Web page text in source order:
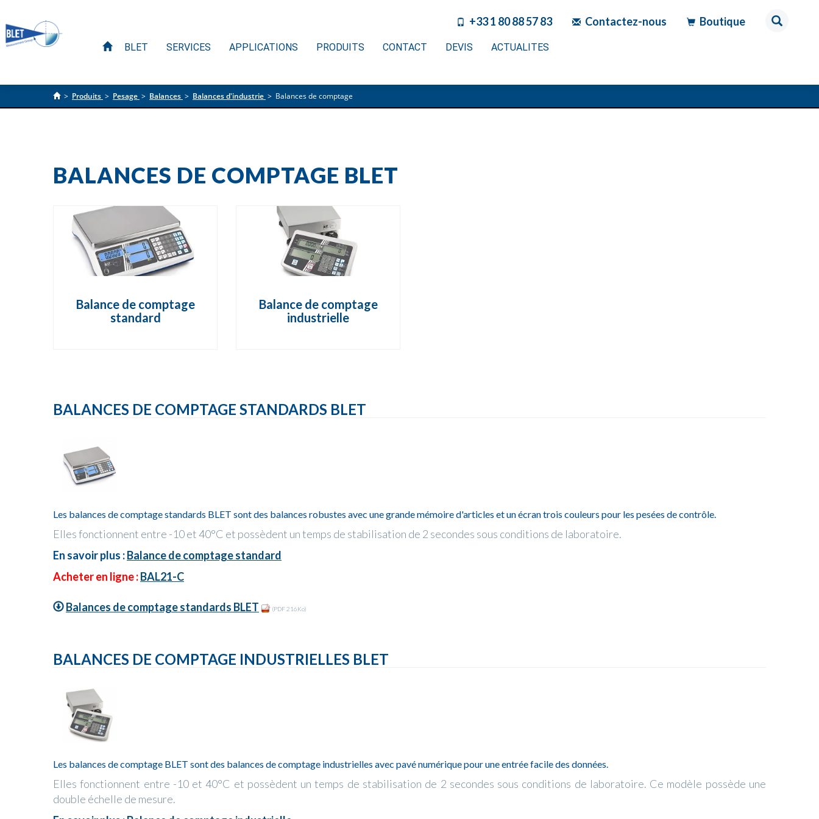
+33 1 80 88 57 83 Contactez-nous Boutique
BLET SERVICES APPLICATIONS PRODUITS CONTACT DEVIS ACTUALITES
> Produits > Pesage > Balances > Balances d'industrie > Balances de comptage
BALANCES DE COMPTAGE BLET
Balance de comptage
standard
Balance de comptage
industrielle
BALANCES DE COMPTAGE STANDARDS BLET
Les balances de comptage standards BLET sont des balances robustes avec une grande mémoire d'articles et un écran trois couleurs pour les pesées de contrôle.
Elles fonctionnent entre -10 et 40°C et possèdent un temps de stabilisation de 2 secondes sous conditions de laboratoire.
En savoir plus :Balance de comptage standard
Acheter en ligne :BAL21-C
Balances de comptage standards BLET (PDF 216Ko)
BALANCES DE COMPTAGE INDUSTRIELLES BLET
Les balances de comptage BLET sont des balances de comptage industrielles avec pavé numérique pour une entrée facile des données.
Elles fonctionnent entre -10 et 40°C et possèdent un temps de stabilisation de 2 secondes sous conditions de laboratoire. Ce modèle possède une
double échelle de mesure.